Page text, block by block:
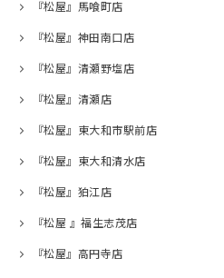
『松屋』馬喰町店
『松屋』神田南口店
『松屋』清瀬野塩店
『松屋』清瀬店
『松屋』東大和市駅前店
『松屋』東大和清水店
『松屋』狛江店
『松屋 』福生志茂店
『松屋』高円寺店